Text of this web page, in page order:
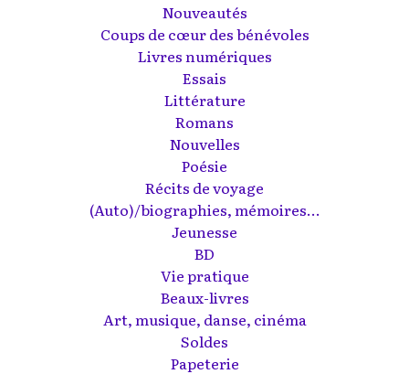
Nouveautés
Coups de cœur des bénévoles
Livres numériques
Essais
Littérature
Romans
Nouvelles
Poésie
Récits de voyage
(Auto)/biographies, mémoires...
Jeunesse
BD
Vie pratique
Beaux-livres
Art, musique, danse, cinéma
Soldes
Papeterie